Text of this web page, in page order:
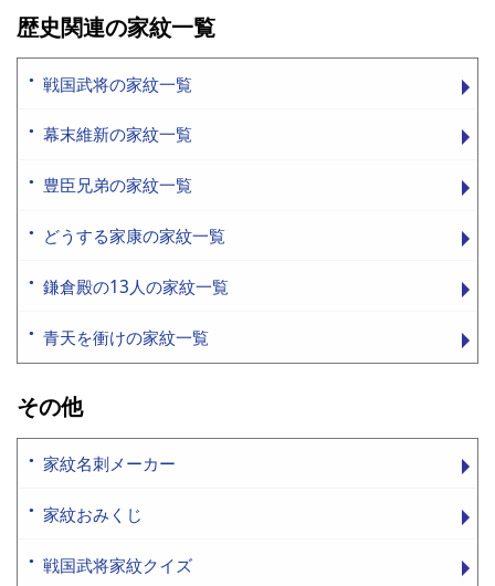
歴史関連の家紋一覧
戦国武将の家紋一覧
幕末維新の家紋一覧
豊臣兄弟の家紋一覧
どうする家康の家紋一覧
鎌倉殿の13人の家紋一覧
青天を衝けの家紋一覧
その他
家紋名刺メーカー
家紋おみくじ
戦国武将家紋クイズ